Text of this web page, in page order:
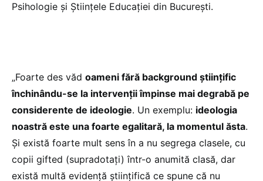
Psihologie și Științele Educației din București.
„Foarte des văd oameni fără background științific
închinându-se la intervenții împinse mai degrabă pe
considerente de ideologie. Un exemplu: ideologia
noastră este una foarte egalitară, la momentul ăsta.
Și există foarte mult sens în a nu segrega clasele, cu
copii gifted (supradotați) într-o anumită clasă, dar
există multă evidență științifică ce spune că nu